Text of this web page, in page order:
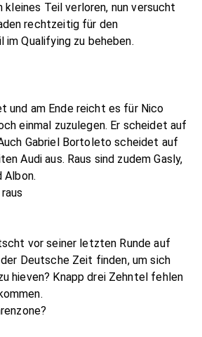
kleines Teil verloren, nun versucht
rechtzeitig für den
im Qualifying zu beheben.
und am Ende reicht es für Nico
einmal zuzulegen. Er scheidet auf
Gabriel Bortoleto scheidet auf
Audi aus. Raus sind zudem Gasly,
Albon.
vor seiner letzten Runde auf
Deutsche Zeit finden, um sich
hieven? Knapp drei Zehntel fehlen